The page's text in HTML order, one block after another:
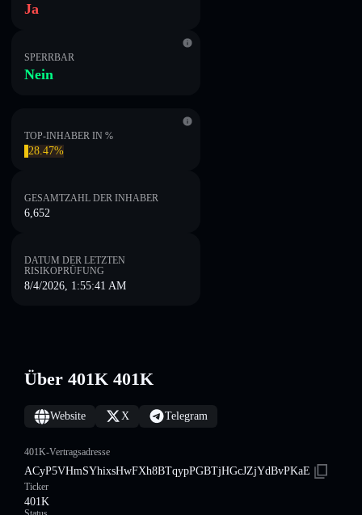
Ja
SPERRBAR
Nein
TOP-INHABER IN %
28.47%
GESAMTZAHL DER INHABER
6,652
DATUM DER LETZTEN
RISIKOPRÜFUNG
8/4/2026, 1:55:41 AM
Über 401K 401K
Website X Telegram
401K-Vertragsadresse
ACyP5VHmSYhixsHwFXh8BTqypPGBTjHGcJZjYdBvPKaE
Ticker
401K